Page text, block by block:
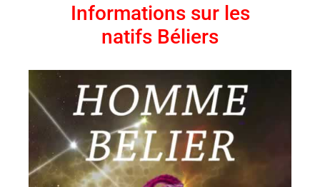
Informations sur les
natifs Béliers